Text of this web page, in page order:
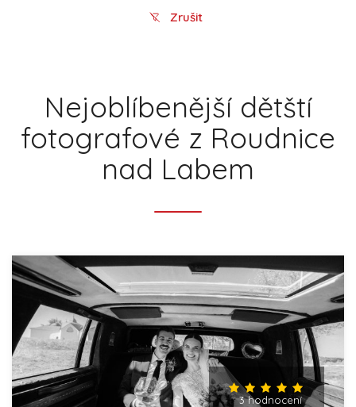
Zrušit
Nejoblíbenější dětští
fotografové z Roudnice
nad Labem
3 hodnocení